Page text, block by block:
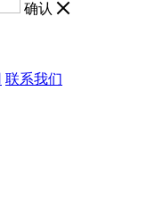
确认
联系我们